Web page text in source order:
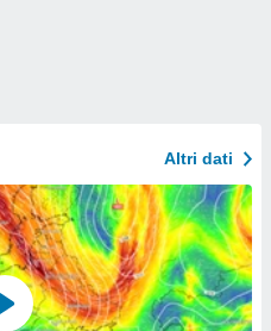
Altri dati